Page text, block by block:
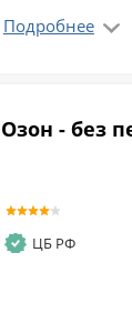
Подробнее
- без
ЦБ РФ